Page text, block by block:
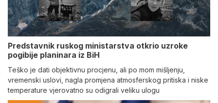
Predstavnik ruskog ministarstva otkrio uzroke
pogibije planinara iz BiH
Teško je dati objektivnu procjenu, ali po mom mišljenju,
vremenski uslovi, nagla promjena atmosferskog pritiska i niske
temperature vjerovatno su odigrali veliku ulogu